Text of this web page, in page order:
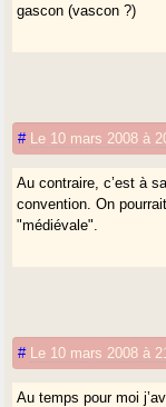
gascon (vascon ?)
# Le 10 mars 2008 à
Au contraire, c’est à
convention. On
"médiévale".
# Le 10 mars 2008 à
Au temps pour moi